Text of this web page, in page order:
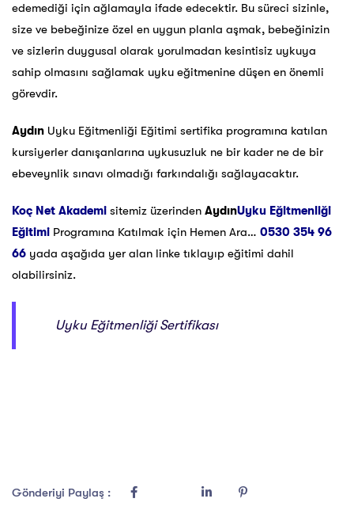
edemediği için ağlamayla ifade edecektir. Bu süreci sizinle,
size ve bebeğinize özel en uygun planla aşmak, bebeğinizin
ve sizlerin duygusal olarak yorulmadan kesintisiz uykuya
sahip olmasını sağlamak uyku eğitmenine düşen en önemli
görevdir.
Aydın Uyku Eğitmenliği Eğitimi sertifika programına katılan
kursiyerler danışanlarına uykusuzluk ne bir kader ne de bir
ebeveynlik sınavı olmadığı farkındalığı sağlayacaktır.
Koç Net Akademi sitemiz üzerinden AydınUyku Eğitmenliği
Eğitimi Programına Katılmak için Hemen Ara… 0530 354 96
66 yada aşağıda yer alan linke tıklayıp eğitimi dahil
olabilirsiniz.
Uyku Eğitmenliği Sertifikası
Gönderiyi Paylaş :